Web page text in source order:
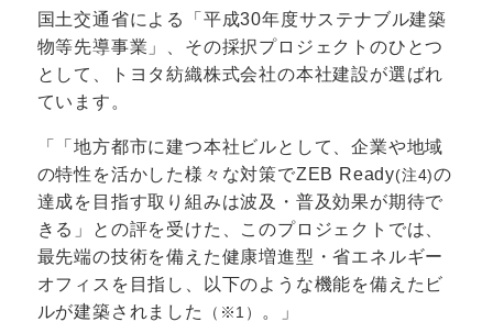
国土交通省による「平成30年度サステナブル建築
物等先導事業」、その採択プロジェクトのひとつ
として、トヨタ紡織株式会社の本社建設が選ばれ
ています。
「地方都市に建つ本社ビルとして、企業や地域
の特性を活かした様々な対策でZEB Ready(注4)の
達成を目指す取り組みは波及・普及効果が期待で
きる」との評を受けた、このプロジェクトでは、
最先端の技術を備えた健康増進型・省エネルギー
オフィスを目指し、以下のような機能を備えたビ
ルが建築されました
（※1） 。